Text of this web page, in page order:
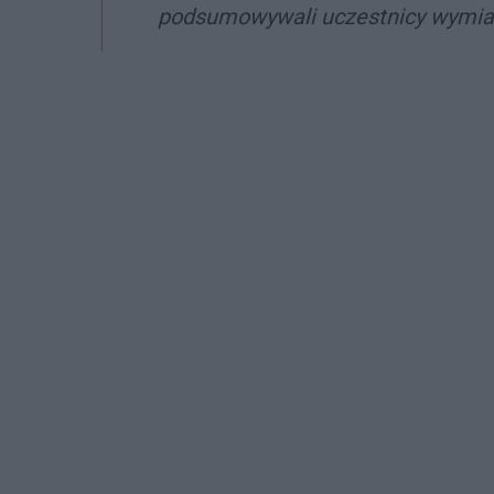
podsumowywali uczestnicy